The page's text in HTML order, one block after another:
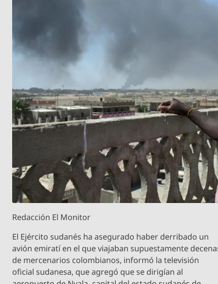
Redacción El Monitor
El Ejército sudanés ha asegurado haber derribado un
avión emiratí en el que viajaban supuestamente
de mercenarios colombianos, informó la televisión
oficial sudanesa, que agregó que se dirigían al